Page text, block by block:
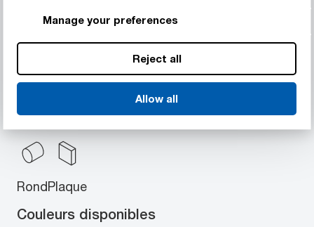
Manage your preferences
Reject all
Allow all
Géométries disponibles
Les demi-produits Ertacetal™ C ELS POM-C
sont disponibles en différentes tailles standard
dans les géométries suivantes : Rond, Plaque
RondPlaque
Couleurs disponibles